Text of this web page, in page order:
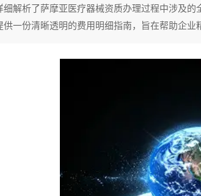
细解析了萨摩亚医疗器械资质办理过程中涉及
供一份清晰透明的费用明细指南，旨在帮助企业